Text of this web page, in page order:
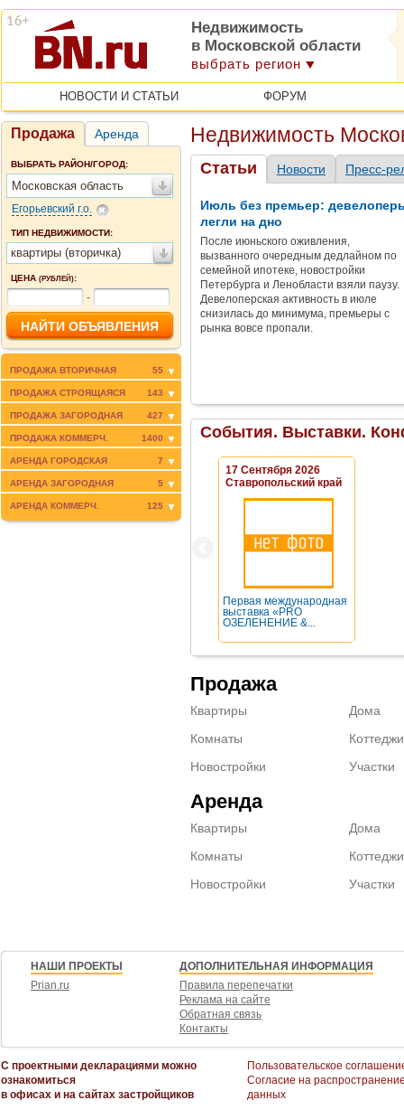
Недвижимость
в Московской области
выбрать регион
НОВОСТИ И СТАТЬИ ФОРУМ
Продажа Аренда
ВЫБРАТЬ РАЙОН/ГОРОД:
Московская область
Егорьевский г.о.
ТИП НЕДВИЖИМОСТИ:
квартиры (вторичка)
ЦЕНА (РУБЛЕЙ):
-
ПРОДАЖА ВТОРИЧНАЯ 55
ПРОДАЖА СТРОЯЩАЯСЯ 143
ПРОДАЖА ЗАГОРОДНАЯ 427
ПРОДАЖА КОММЕРЧ. 1400
АРЕНДА ГОРОДСКАЯ 7
АРЕНДА ЗАГОРОДНАЯ 5
АРЕНДА КОММЕРЧ. 125
Недвижимость
Статьи Новости Пресс-
Июль без премьер:
легли на дно
После июньского оживления,
вызванного очередным дедлайном по
семейной ипотеке, новостройки
Петербурга и Ленобласти взяли паузу.
Девелоперская активность в июле
снизилась до минимума, премьеры с
рынка вовсе пропали.
События. Выставки.
17 Сентября 2026
Ставропольский край
Первая международная
выставка «PRO
ОЗЕЛЕНЕНИЕ &...
Продажа
Квартиры
Комнаты
Новостройки
Дома
Коттеджи
Участки
Аренда
Квартиры
Комнаты
Новостройки
Дома
Коттеджи
Участки
НАШИ ПРОЕКТЫ
Prian.ru
ДОПОЛНИТЕЛЬНАЯ ИНФОРМАЦИЯ
Правила перепечатки
Реклама на сайте
Обратная связь
Контакты
С проектными декларациями можно
ознакомиться
в офисах и на сайтах застройщиков
Пользовательское
Согласие на
данных